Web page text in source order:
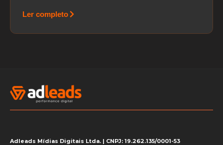
Ler completo
Adleads Mídias Digitais Ltda. | CNPJ: 19.262.135/0001-53